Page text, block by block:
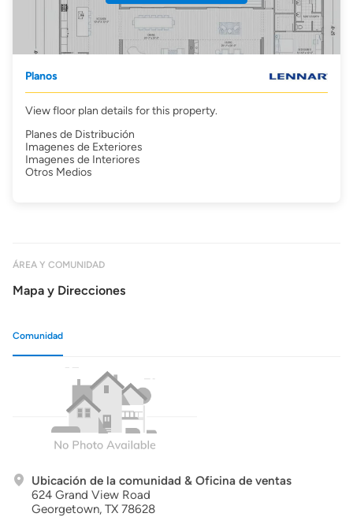
Planos
View floor plan details for this property.
Planes de Distribución
Imagenes de Exteriores
Imagenes de Interiores
Otros Medios
ÁREA Y COMUNIDAD
Mapa y Direcciones
Comunidad
Ubicación de la comunidad & Oficina de ventas
624 Grand View Road
Georgetown, TX 78628